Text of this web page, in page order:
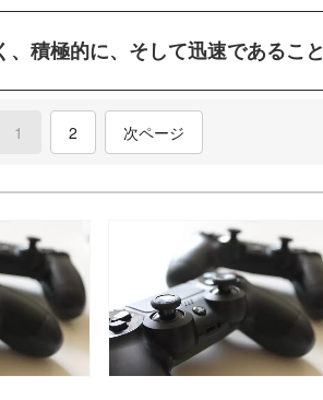
、積極的に、そして迅速であること
1 (current)
2 次ページ